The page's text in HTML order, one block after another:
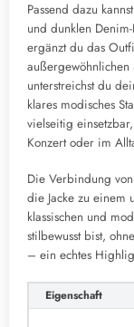
Passend dazu
und dunklen
ergänzt du das
außergewöhnlichen
unterstreichst du
klares modisches
vielseitig
Konzert oder im
Die Verbindung von
die Jacke zu einem
klassischen und
stilbewusst bist,
– ein echtes
Eigenschaft